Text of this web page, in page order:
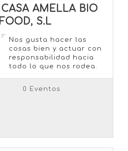
CASA AMELLA BIO
FOOD, S.L
Nos gusta hacer las
cosas bien y actuar con
responsabilidad hacia
todo lo que nos rodea.
con las personas y el
frescos y de temporada
Ideal para veganos Sin
0 Eventos